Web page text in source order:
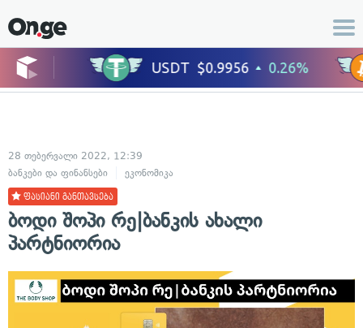
28 თებერვალი 2022, 12:39
ბანკები და ფინანსები
ეკონომიკა
ფასიანი განთავსება
ბოდი შოპი რე|ბანკის ახალი
პარტნიორია